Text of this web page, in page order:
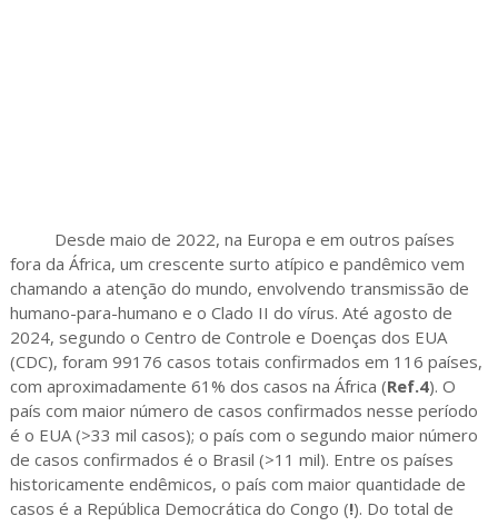
Desde maio de 2022, na Europa e em outros países
fora da África, um crescente surto atípico e pandêmico vem
chamando a atenção do mundo, envolvendo transmissão de
humano-para-humano e o Clado II do vírus. Até agosto de
2024, segundo o Centro de Controle e Doenças dos EUA
(CDC), foram 99176 casos totais confirmados em 116 países,
com aproximadamente 61% dos casos na África (Ref.4). O
país com maior número de casos confirmados nesse período
é o EUA (>33 mil casos); o país com o segundo maior número
de casos confirmados é o Brasil (>11 mil). Entre os países
historicamente endêmicos, o país com maior quantidade de
casos é a República Democrática do Congo (!). Do total de